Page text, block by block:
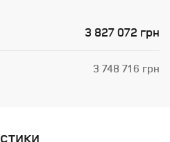
3 827 072 грн
3 748 716 грн